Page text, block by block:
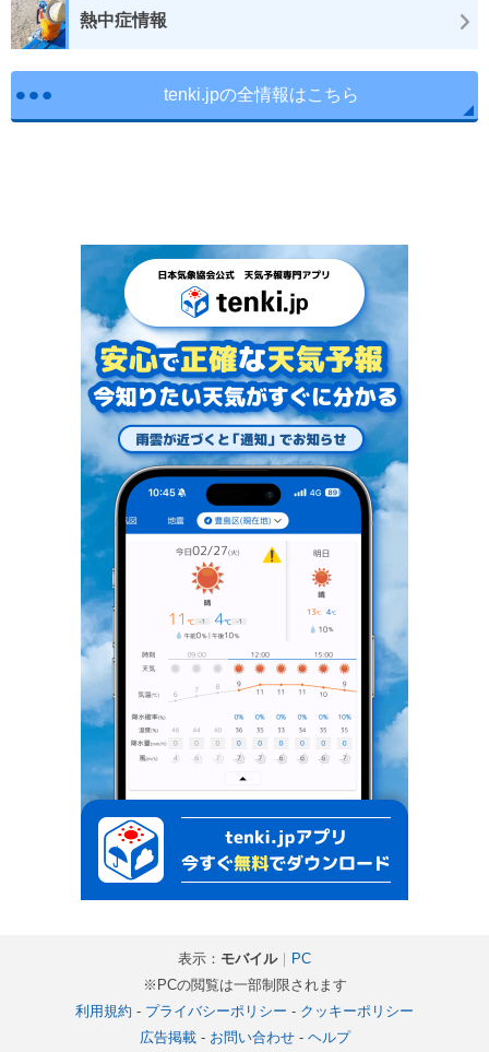
熱中症情報
tenki.jpの全情報はこちら
表示： モバイル｜ PC
※PCの閲覧は一部制限されます
利用規約 - プライバシーポリシー - クッキーポリシー
広告掲載- お問い合わせ- ヘルプ